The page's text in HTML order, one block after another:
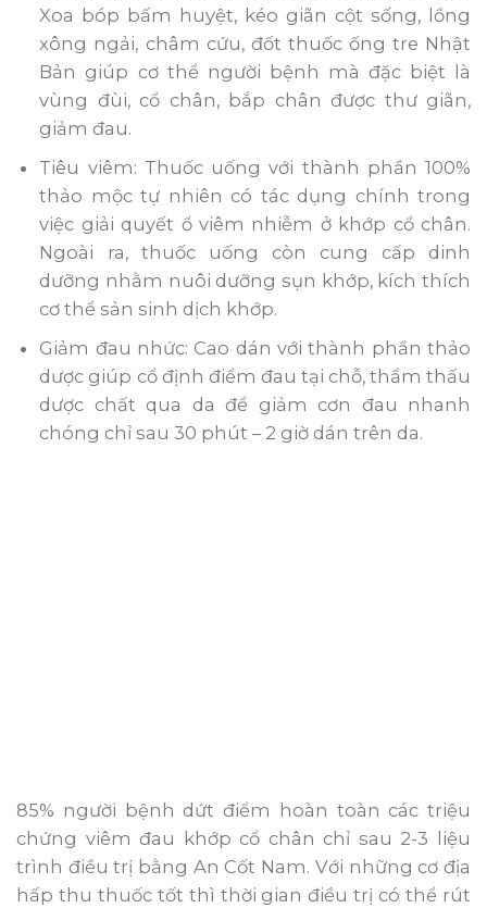
Xoa bóp bấm huyệt, kéo giãn cột sống, lồng
xông ngải, châm cứu, đốt thuốc ống tre Nhật
Bản giúp cơ thể người bệnh mà đặc biệt là
vùng đùi, cổ chân, bắp chân được thư giãn,
giảm đau.
Tiêu viêm: Thuốc uống với thành phần 100%
thảo mộc tự nhiên có tác dụng chính trong
việc giải quyết ổ viêm nhiễm ở khớp cổ chân.
Ngoài ra, thuốc uống còn cung cấp dinh
dưỡng nhằm nuôi dưỡng sụn khớp, kích thích
cơ thể sản sinh dịch khớp.
Giảm đau nhức: Cao dán với thành phần thảo
dược giúp cổ định điểm đau tại chỗ, thẩm thấu
dược chất qua da để giảm cơn đau nhanh
chóng chỉ sau 30 phút – 2 giờ dán trên da.
85% người bệnh dứt điểm hoàn toàn các triệu
chứng viêm đau khớp cổ chân chỉ sau 2-3 liệu
trình điều trị bằng An Cốt Nam. Với những cơ địa
hấp thu thuốc tốt thì thời gian điều trị có thể rút